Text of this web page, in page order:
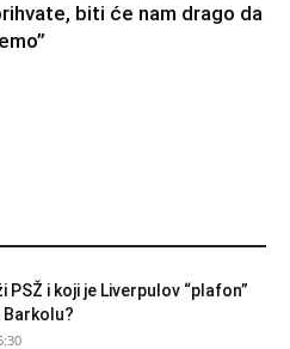
biti će nam drago da
PSŽ i koji je Liverpulov “plafon”
Barkolu?